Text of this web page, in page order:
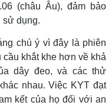
(châu Âu), đảm bảo
sử dụng.
chú ý vì đây là phiên
khắt khe hơn về khả
dây đeo, và các thử
nhau. Việc KYT đạt
kết của họ đối với an